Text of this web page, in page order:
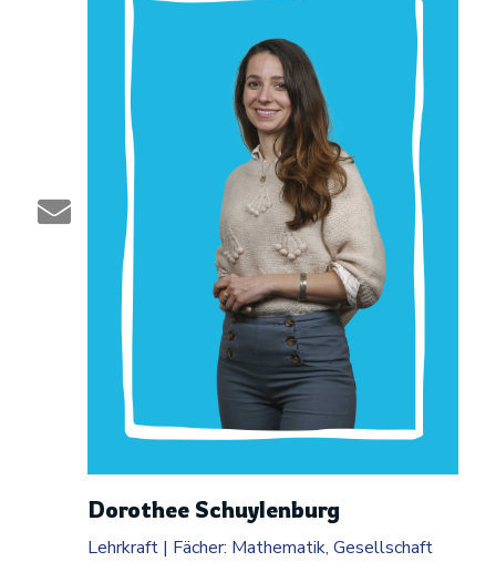
Dorothee Schuylenburg
Lehrkraft | Fächer: Mathematik, Gesellschaft